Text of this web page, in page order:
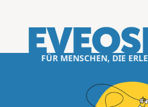
FÜR MENSCHEN, DIE